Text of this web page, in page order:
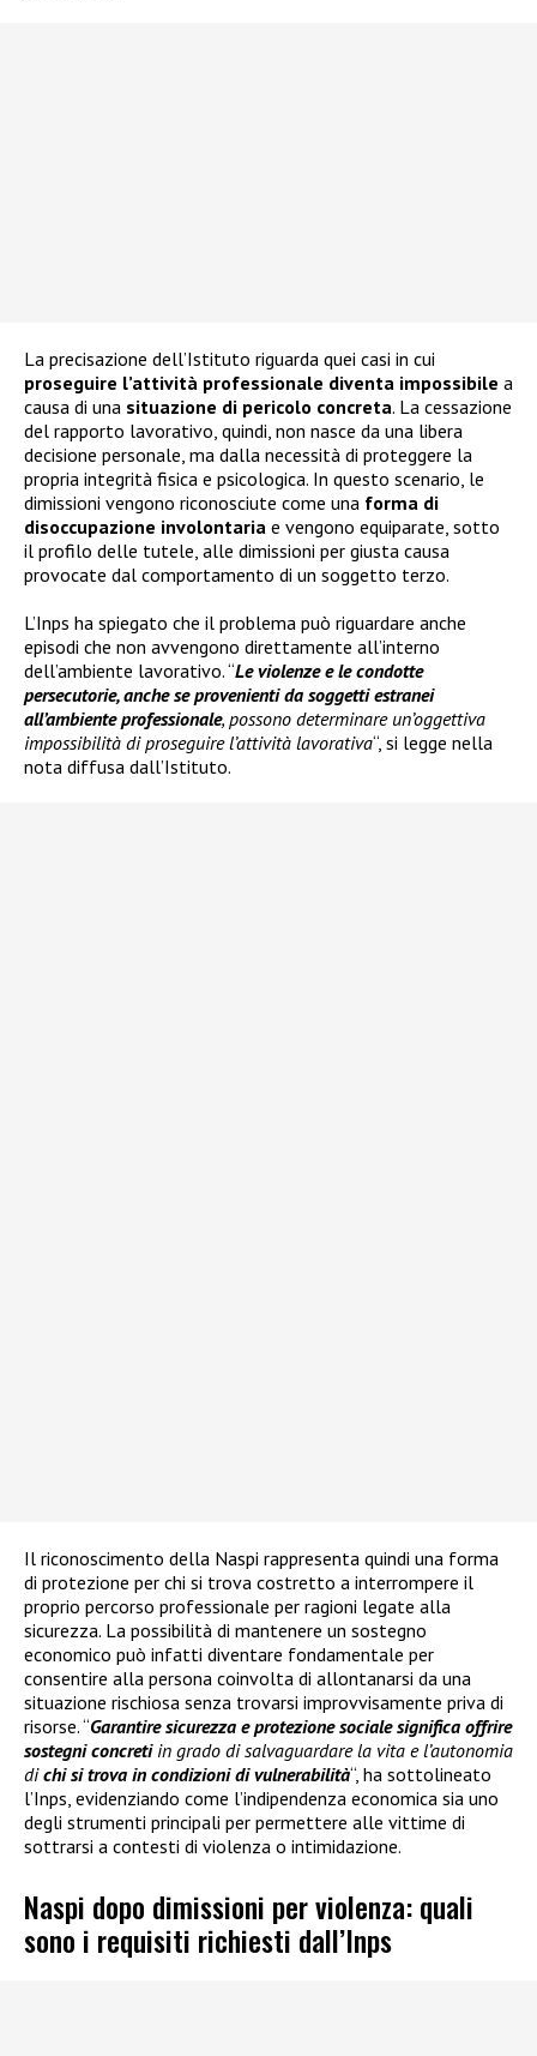
La precisazione dell’Istituto riguarda quei casi in cui
proseguire l’attività professionale diventa impossibile a
causa di una situazione di pericolo concreta. La cessazione
del rapporto lavorativo, quindi, non nasce da una libera
decisione personale, ma dalla necessità di proteggere la
propria integrità fisica e psicologica. In questo scenario, le
dimissioni vengono riconosciute come una forma di
disoccupazione involontaria e vengono equiparate, sotto
il profilo delle tutele, alle dimissioni per giusta causa
provocate dal comportamento di un soggetto terzo.
L’Inps ha spiegato che il problema può riguardare anche
episodi che non avvengono direttamente all’interno
dell’ambiente lavorativo. “Le violenze e le condotte
persecutorie, anche se provenienti da soggetti estranei
all’ambiente professionale, possono determinare un’oggettiva
impossibilità di proseguire l’attività lavorativa“, si legge nella
nota diffusa dall’Istituto.
Il riconoscimento della Naspi rappresenta quindi una forma
di protezione per chi si trova costretto a interrompere il
proprio percorso professionale per ragioni legate alla
sicurezza. La possibilità di mantenere un sostegno
economico può infatti diventare fondamentale per
consentire alla persona coinvolta di allontanarsi da una
situazione rischiosa senza trovarsi improvvisamente priva di
risorse. “Garantire sicurezza e protezione sociale significa offrire
sostegni concretiin grado di salvaguardare la vita e l’autonomia
dichi si trova in condizioni di vulnerabilità“, ha sottolineato
l’Inps, evidenziando come l’indipendenza economica sia uno
degli strumenti principali per permettere alle vittime di
sottrarsi a contesti di violenza o intimidazione.
Naspi dopo dimissioni per violenza: quali
sono i requisiti richiesti dall’Inps